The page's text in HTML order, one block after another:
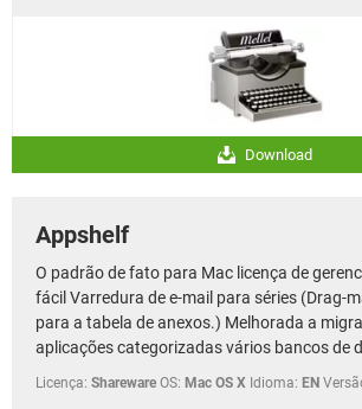
Download
Appshelf
O padrão de fato para Mac licença de
fácil Varredura de e-mail para séries (Drag-
para a tabela de anexos.) Melhorada a
aplicações categorizadas vários bancos de
Licença: Shareware OS: Mac OS X Idioma: EN